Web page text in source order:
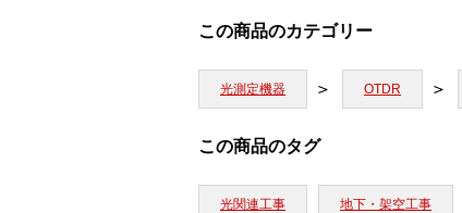
この商品のカテゴリー
光測定機器 OTDR
この商品のタグ
光関連工事 地下・架空工事